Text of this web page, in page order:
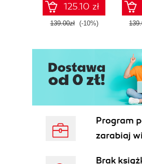
125.10 zł
139.00zł (-10%)
Program
zarabiaj
Brak